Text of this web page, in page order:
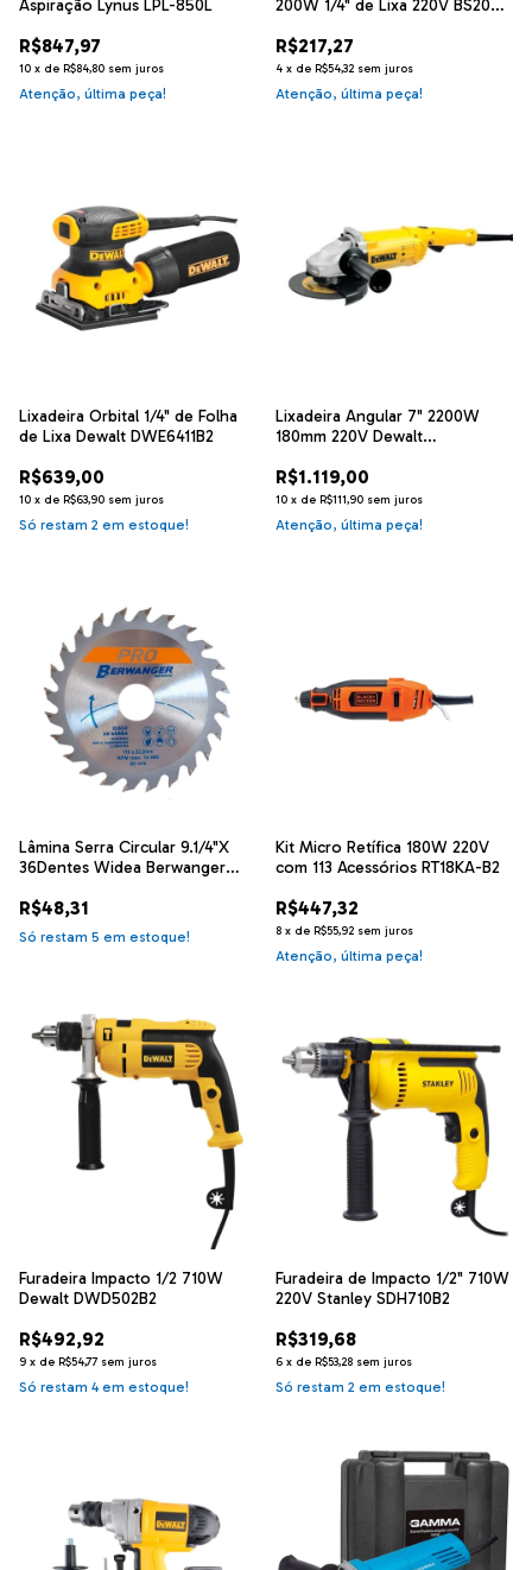
Aspiração Lynus LPL-850L
R$847,97
10 x de R$84,80 sem juros
Atenção, última peça!
200W 1/4" de Lixa 220V BS200-
R$217,27
4 x de R$54,32 sem juros
Atenção, última peça!
Lixadeira Orbital 1/4" de Folha
de Lixa Dewalt DWE6411B2
R$639,00
10 x de R$63,90 sem juros
Só restam 2 em estoque!
Lixadeira Angular 7" 2200W
180mm 220V Dewalt
R$1.119,00
10 x de R$111,90 sem juros
Atenção, última peça!
Lâmina Serra Circular 9.1/4"X
36Dentes Widea Berwanger
R$48,31
Só restam 5 em estoque!
Kit Micro Retífica 180W 220V
com 113 Acessórios RT18KA-B2
R$447,32
8 x de R$55,92 sem juros
Atenção, última peça!
Furadeira Impacto 1/2 710W
Dewalt DWD502B2
R$492,92
9 x de R$54,77 sem juros
Só restam 4em estoque!
Furadeira de Impacto 1/2" 710W
220V Stanley SDH710B2
R$319,68
6 x de R$53,28 sem juros
Só restam 2 em estoque!